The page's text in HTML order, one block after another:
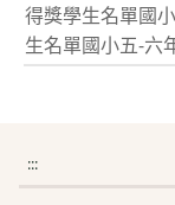
得獎學生名單國
生名單國小五-六
:::